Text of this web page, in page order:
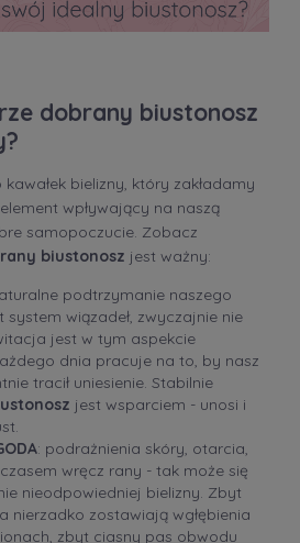
dobrany biustonosz
bielizny, który zakładamy
wpływający na naszą
samopoczucie. Zobacz
biustonosz jest ważny:
podtrzymanie naszego
system wiązadeł, zwyczajnie nie
jest w tym aspekcie
dnia pracuje na to, by nasz
tracił uniesienie. Stabilnie
jest wsparciem - unosi i
: podrażnienia skóry, otarcia,
wręcz rany - tak może się
nieodpowiedniej bielizny. Zbyt
nierzadko zostawiają wgłębienia
zbyt ciasny pas obwodu